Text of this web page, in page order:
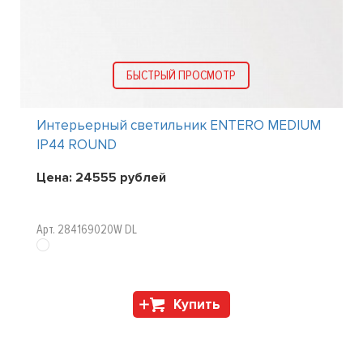
БЫСТРЫЙ ПРОСМОТР
Интерьерный светильник ENTERO MEDIUM
IP44 ROUND
Цена: 24555 рублей
Арт. 284169020W DL
Купить